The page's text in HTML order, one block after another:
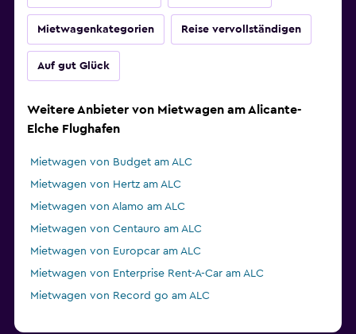
Mietwagenkategorien Reise vervollständigen
Auf gut Glück
Weitere Anbieter von Mietwagen am Alicante-
Elche Flughafen
Mietwagen von Budget am ALC
Mietwagen von Hertz am ALC
Mietwagen von Alamo am ALC
Mietwagen von Centauro am ALC
Mietwagen von Europcar am ALC
Mietwagen von Enterprise Rent-A-Car am ALC
Mietwagen von Record go am ALC